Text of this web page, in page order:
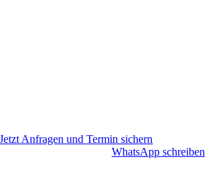
Jetzt Anfragen und Termin sichern
WhatsApp schreiben